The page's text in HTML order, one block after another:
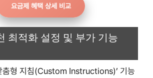
요금제 혜택 상세 비교
최적화 설정 및 부가 기능
춤형 지침(Custom Instructions)’ 기능